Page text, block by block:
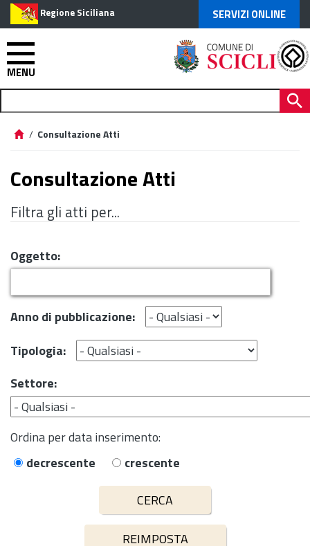
Regione Siciliana SERVIZI ONLINE
MENU
/ Consultazione Atti
Consultazione Atti
Filtra gli atti per...
Oggetto:
Anno di pubblicazione:
Tipologia:
Settore:
Ordina per data inserimento:
decrescente
crescente